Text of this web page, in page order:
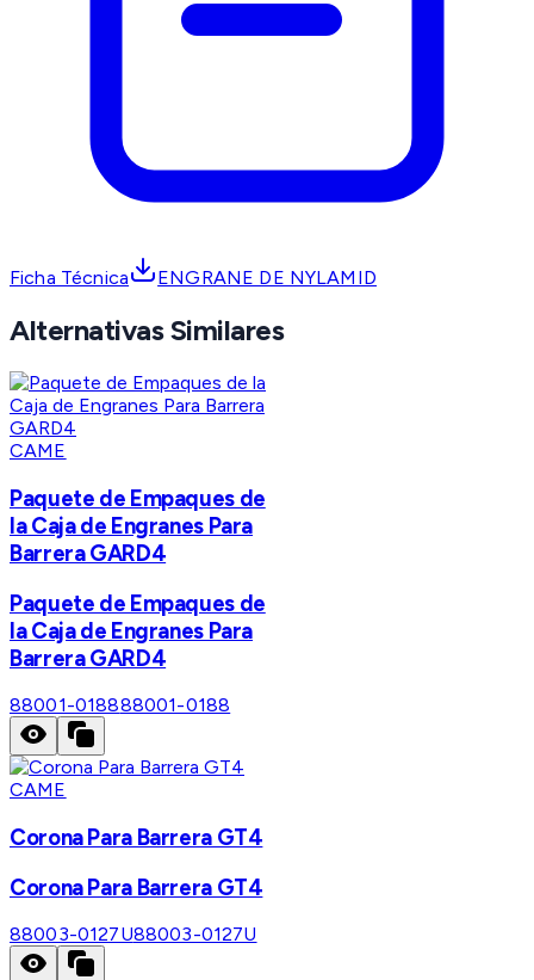
Ficha Técnica ENGRANE DE NYLAMID
Alternativas Similares
CAME
Paquete de Empaques de
la Caja de Engranes Para
Barrera GARD4
Paquete de Empaques de
la Caja de Engranes Para
Barrera GARD4
88001-018888001-0188
CAME
Corona Para Barrera GT4
Corona Para Barrera GT4
88003-0127U88003-0127U